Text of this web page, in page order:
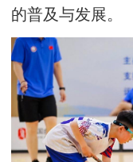
的普及与发展。